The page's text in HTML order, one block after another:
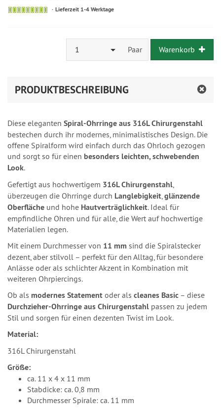
Lieferzeit 1-4 Werktage
1 Paar Warenkorb
PRODUKTBESCHREIBUNG
Diese eleganten Spiral-Ohrringe aus 316L Chirurgenstahl
bestechen durch ihr modernes, minimalistisches Design. Die
offene Spiralform wird einfach durch das Ohrloch gezogen
und sorgt so für einen besonders leichten, schwebenden
Look.
Gefertigt aus hochwertigem 316L Chirurgenstahl,
überzeugen die Ohrringe durch Langlebigkeit,glänzende
Oberfläche und hohe Hautverträglichkeit. Ideal für
empfindliche Ohren und für alle, die Wert auf hochwertige
Materialien legen.
Mit einem Durchmesser von 11 mm sind die Spiralstecker
dezent, aber stilvoll – perfekt für den Alltag, für besondere
Anlässe oder als schlichter Akzent in Kombination mit
weiteren Ohrpiercings.
Ob als modernes Statement oder als cleanes Basic – diese
Durchzieher-Ohrringe aus Chirurgenstahl passen zu jedem
Stil und sorgen für einen dezenten Twist im Look.
Material:
316L Chirurgenstahl
Größe:
ca. 11 x 4 x 11 mm
Stabdicke: ca. 0,8 mm
Durchmesser Spirale: ca. 11 mm